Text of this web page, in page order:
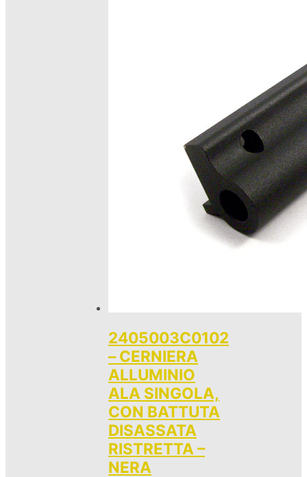
2405003C0102
– CERNIERA
ALLUMINIO
ALA SINGOLA,
CON BATTUTA
DISASSATA
RISTRETTA –
NERA